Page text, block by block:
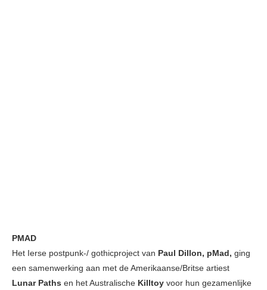
PMAD
Het Ierse postpunk-/ gothicproject van Paul Dillon, pMad, ging
een samenwerking aan met de Amerikaanse/Britse artiest
Lunar Paths en het Australische Killtoy voor hun gezamenlijke